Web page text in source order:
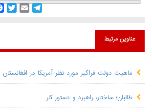
Email
Telegram
عناوین مرتبط
ماهیت دولت فراگیر مورد نظر آمریکا در افغانستان
طالبان؛ ساختار، راهبرد و دستور کار